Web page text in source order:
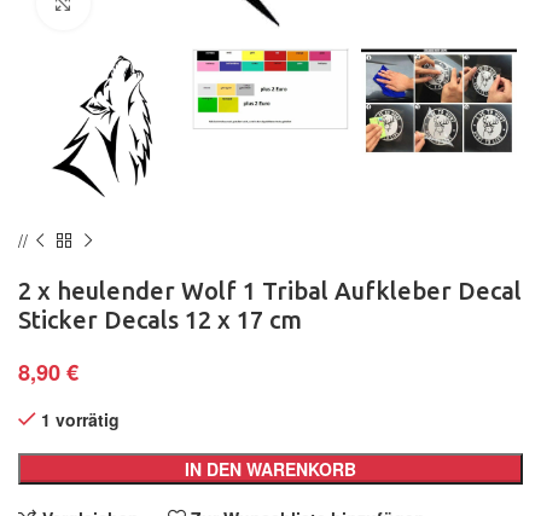
2 x heulender Wolf 1 Tribal Aufkleber Decal
Sticker Decals 12 x 17 cm
8,90€
1 vorrätig
IN DEN WARENKORB